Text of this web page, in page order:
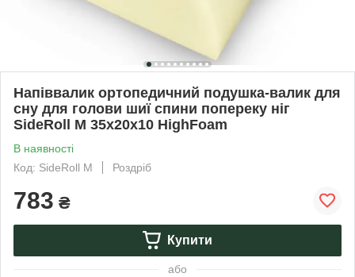
Напіввалик ортопедичний подушка-валик для
сну для голови шиї спини попереку ніг
SideRoll M 35х20х10 HighFoam
В наявності
Код: SideRoll M
Роздріб
783 ₴
Купити
або